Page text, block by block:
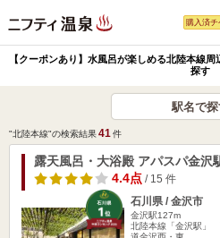
購入済チ
【クーポンあり】水風呂が楽しめる北陸本線
探す
駅名で探
"北陸本線"の検索結果41 件
露天風呂・大浴殿 アパスパ金沢
4.4点 / 15 件
石川県 / 金沢市
金沢駅127m
北陸本線「金沢駅」